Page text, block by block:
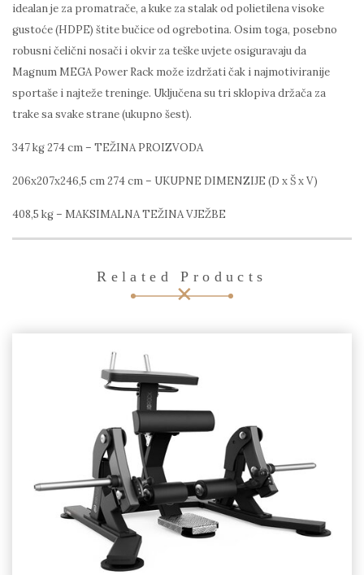
idealan je za promatrače, a kuke za stalak od polietilena visoke
gustoće (HDPE) štite bučice od ogrebotina. Osim toga, posebno
robusni čelični nosači i okvir za teške uvjete osiguravaju da
Magnum MEGA Power Rack može izdržati čak i najmotiviranije
sportaše i najteže treninge. Uključena su tri sklopiva držača za
trake sa svake strane (ukupno šest).
347 kg 274 cm – TEŽINA PROIZVODA
206x207x246,5 cm 274 cm – UKUPNE DIMENZIJE (D x Š x V)
408,5 kg – MAKSIMALNA TEŽINA VJEŽBE
Related Products